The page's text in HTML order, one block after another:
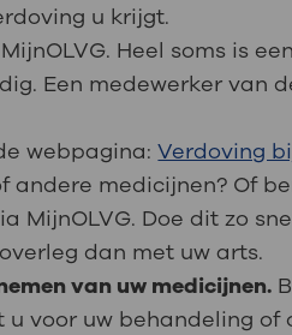
u krijgt.
Heel soms is
Een medewerker van
webpagina:Verdoving
andere medicijnen? Of
MijnOLVG. Doe dit zo
dan met uw arts.
van uw medicijnen.
voor uw behandeling of